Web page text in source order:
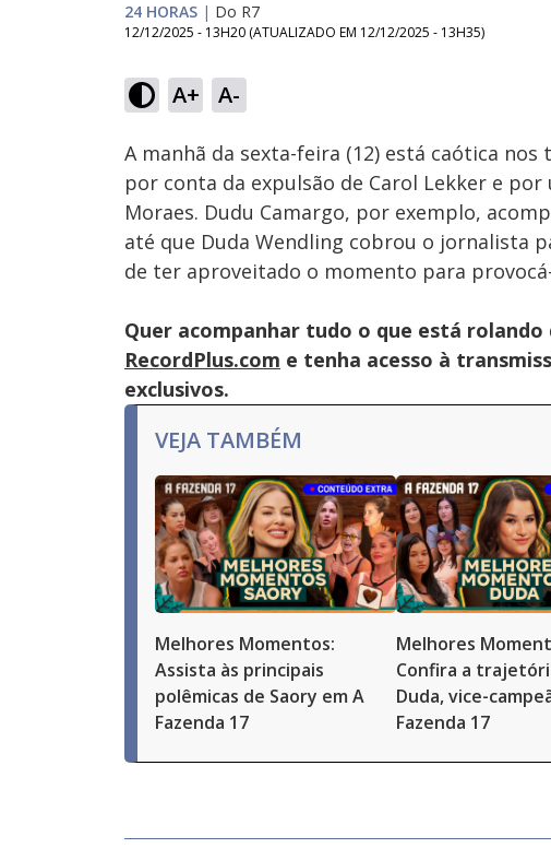
24 HORAS | Do R7
12/12/2025 - 13H20 (ATUALIZADO EM 12/12/2025 - 13H35)
A+ A-
Ativar
Som
A manhã da sexta-feira (12) está caótica
por conta da expulsão de Carol Lekker e
Moraes. Dudu Camargo, por exemplo,
até que Duda Wendling cobrou o jornalista
de ter aproveitado o momento para
Quer acompanhar tudo o que está
RecordPlus.com e tenha acesso à
exclusivos.
VEJA TAMBÉM
Melhores Momentos:
Assista às principais
polêmicas de Saory em A
Fazenda 17
Melhores
Confira a
Duda, vice-
Fazenda 17